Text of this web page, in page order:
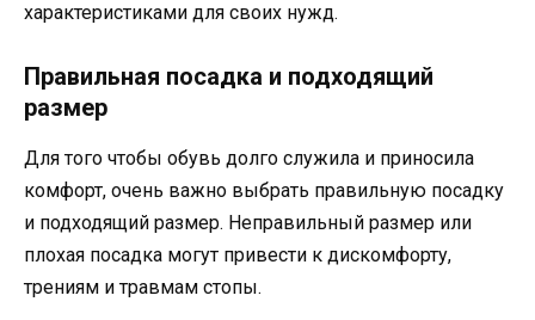
характеристиками для своих нужд.
Правильная посадка и подходящий
размер
Для того чтобы обувь долго служила и приносила
комфорт, очень важно выбрать правильную посадку
и подходящий размер. Неправильный размер или
плохая посадка могут привести к дискомфорту,
трениям и травмам стопы.